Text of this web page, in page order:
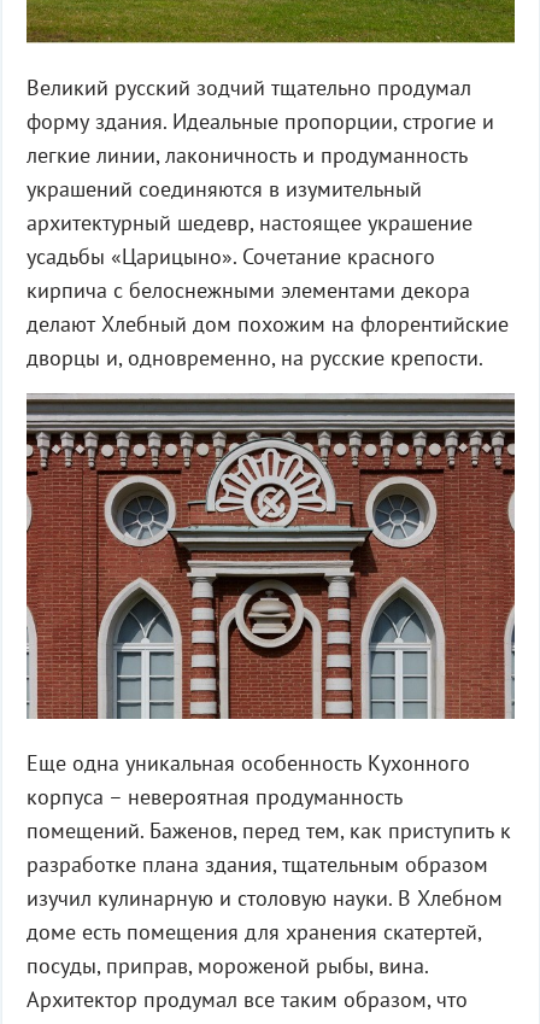
Великий русский зодчий тщательно продумал
форму здания. Идеальные пропорции, строгие и
легкие линии, лаконичность и продуманность
украшений соединяются в изумительный
архитектурный шедевр, настоящее украшение
усадьбы «Царицыно». Сочетание красного
кирпича с белоснежными элементами декора
делают Хлебный дом похожим на флорентийские
дворцы и, одновременно, на русские крепости.
Еще одна уникальная особенность Кухонного
корпуса – невероятная продуманность
помещений. Баженов, перед тем, как приступить к
разработке плана здания, тщательным образом
изучил кулинарную и столовую науки. В Хлебном
доме есть помещения для хранения скатертей,
посуды, приправ, мороженой рыбы, вина.
Архитектор продумал все таким образом, что